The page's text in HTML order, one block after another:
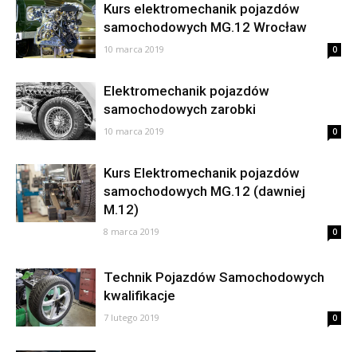
Kurs elektromechanik pojazdów
samochodowych MG.12 Wrocław
10 marca 2019 0
Elektromechanik pojazdów
samochodowych zarobki
10 marca 2019 0
Kurs Elektromechanik pojazdów
samochodowych MG.12 (dawniej
M.12)
8 marca 2019 0
Technik Pojazdów Samochodowych
kwalifikacje
7 lutego 2019 0